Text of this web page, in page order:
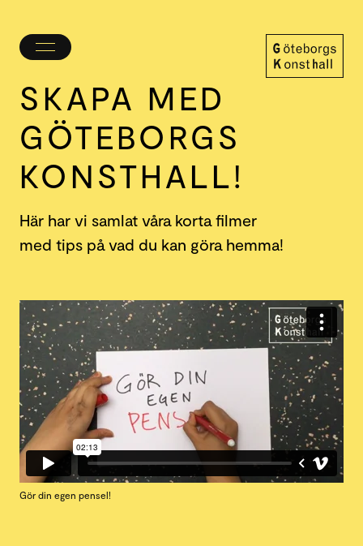
Öppna/stäng
SKAPA MED
GÖTEBORGS
KONSTHALL!
Här har vi samlat våra korta filmer
med tips på vad du kan göra hemma!
Gör din egen pensel!